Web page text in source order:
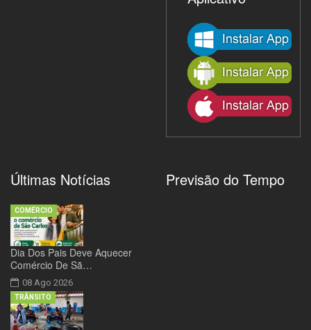
Últimas Notícias
Dia Dos Pais Deve Aquecer
Comércio De Sã…
08 Ago 2026
COMÉRCIO
TRÂNSITO
Previsão do Tempo